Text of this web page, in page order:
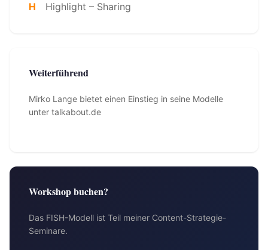
H
Highlight – Sharing
Weiterführend
Mirko Lange bietet einen Einstieg in seine Modelle
unter talkabout.de
Workshop buchen?
Das FISH-Modell ist Teil meiner Content-Strategie-
Seminare.